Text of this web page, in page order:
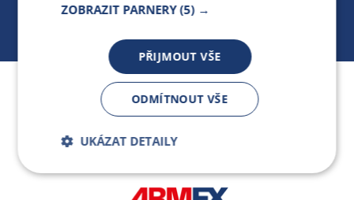
Jsme součástí skupiny ARMEX a členem Asociace
nezávislých dodavatelů energií.
ZOBRAZIT PARNERY (5) →
PŘIJMOUT VŠE
ODMÍTNOUT VŠE
UKÁZAT DETAILY
Bezpodmínečně
nutné soubory
Výkonnostní